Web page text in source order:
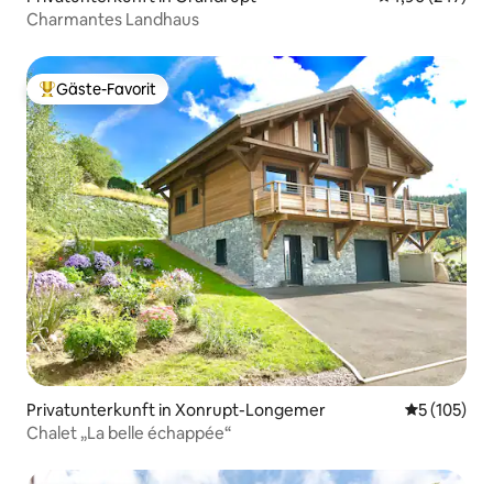
Charmantes Landhaus
Beliebter Gäste-Favorit.
Gäste-Favorit
Privatunterkunft in Xonrupt-Longemer
5 (105)
Chalet „La belle échappée“